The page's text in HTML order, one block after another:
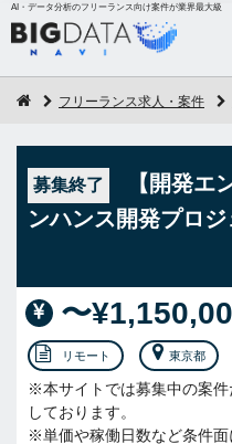
AI・データ分析のフリーランス向け案件が業界最大級
フリーランス求人・案件
募集終了
【開発エ
ンハンス開発プロ
〜
リモート 東京都
※本サイトでは募集中の案
しております。
※単価や稼働日数など条件面